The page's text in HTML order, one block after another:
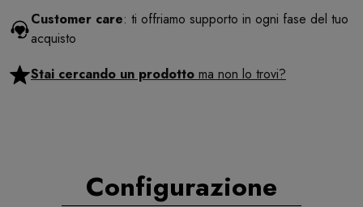
Customer care: ti offriamo supporto in ogni fase del tuo
acquisto
Stai cercando un prodotto ma non lo trovi?
Configurazione